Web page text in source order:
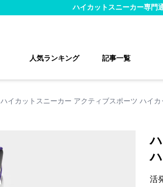
ハイカットスニーカー専門
人気ランキング 記事一覧
ハイカットスニーカー アクティブスポーツ ハイカ
活